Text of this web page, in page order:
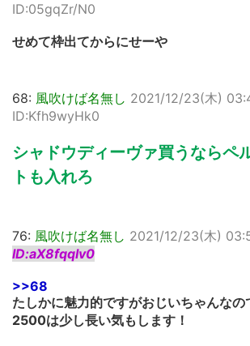
ID:05gqZr/N0
せめて枠出てからにせーや
68: 風吹けば名無し 2021/12/23(木)
ID:Kfh9wyHk0
シャドウディーヴァ買うならペ
トも入れろ
76: 風吹けば名無し 2021/12/23(木)
ID:aX8fqqIv0
>>68
たしかに魅力的ですがおじいちゃんなの
2500は少し長い気もします！